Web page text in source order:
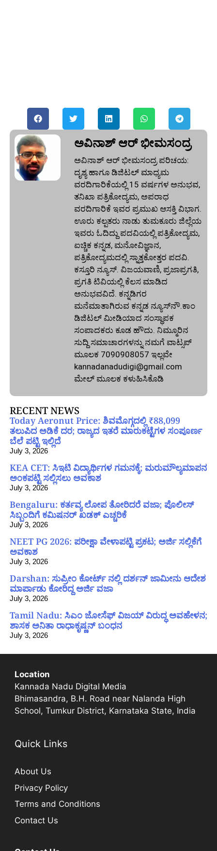
ಅವಿನಾಶ್‌ ಆರ್‌ ಭೀಮಸಂದ್ರ
ಅವಿನಾಶ್‌ ಆರ್‌ ಭೀಮಸಂದ್ರ ಪರಿಚಯ:
ದೃಶ್ಯ ಹಾಗೂ ಡಿಜಿಟಲ್ ಮಾಧ್ಯಮ
ವರದಿಗಾರಿಕೆಯಲ್ಲಿ 15 ವರ್ಷಗಳ ಅನುಭವ,
ತನಿಖಾ ಪತ್ರಿಕೋದ್ಯಮ, ಅಪರಾಧ
ವರದಿಗಾರಿಕೆ ಇವರ ಪ್ರಮುಖ ಆಸಕ್ತಿ ವಿಭಾಗ.
ಊರು ಕಲ್ಪತರು ನಾಡು ತುಮಕೂರು ಜಿಲ್ಲೆಯ
ಇವರು ಓದಿದ್ದು ಪದವಿಯಲ್ಲಿ ಪತ್ರಿಕೋದ್ಯಮ,
ಐಚ್ಚಿಕ ಕನ್ನಡ, ಮನೋವಿಜ್ಞಾನ,
ಪತ್ರಿಕೋದ್ಯಮದಲ್ಲಿ ಸ್ನಾತ್ತಕೋತ್ತರ ಪದವಿ.
ಕಸ್ತೂರಿ ನ್ಯೂಸ್‌. ವಿಜಯವಾಣಿ, ಪ್ರಜಾಪ್ರಗತಿ,
ಪ್ರಗತಿ ಟಿವಿಯಲ್ಲಿ ಕೆಲಸ ಮಾಡಿದ
ಅನುಭವವಿದೆ. ಕನ್ನಡಿಗರ
ಮನೆಮಾತಾಗಿರುವ ಕನ್ನಡ ನ್ಯೂಸ್‌ನೌ.ಕಾಂ
ಡಿಜಿಟಲ್‌ ಮೀಡಿಯಾದ ಸಂಸ್ಥಾಪಕ
ಸಂಪಾದಕರು ಕೂಡ ಹೌದು. ನಿಮ್ಮೂರಿನ
ಸುದ್ದಿ ಸಮಾಚಾರಗಳನ್ನು ನಮಗೆ ವಾಟ್ಸಪ್‌
ಮೂಲಕ 7090908057 ಇಲ್ಲವೇ
kannadanadudigi@gmail.com
ಮೇಲ್‌ ಮೂಲಕ ಕಳುಹಿಸಿಕೊಡಿ
RECENT NEWS
Today Aeronut Price: ಶಿವಮೊಗ್ಗದಲ್ಲಿ ₹88,099
ತಲುಪಿದ ಅಡಿಕೆ ದರ; ರಾಜ್ಯದ ಇತರೆ ಮಾರುಕಟ್ಟೆಗಳ ಸಂಪೂರ್ಣ
ಬೆಲೆ ಪಟ್ಟಿ ಇಲ್ಲಿದೆ
July 3, 2026
KEA CET: ಸಿಇಟಿ ವಿದ್ಯಾರ್ಥಿಗಳ ಗಮನಕ್ಕೆ; ಮರುಮೌಲ್ಯಮಾಪನ
ಅಂಕಪಟ್ಟಿ ಸಲ್ಲಿಸಲು ಅವಕಾಶ
July 3, 2026
Bengaluru: ಕರ್ತವ್ಯ ಲೋಪ ತೋರಿದರೆ ವಜಾ; ಪೊಲೀಸ್
ಸಿಬ್ಬಂದಿಗೆ ಕಮಿಷನರ್ ಖಡಕ್ ಎಚ್ಚರಿಕೆ
July 3, 2026
NEET PG 2026: ಪರೀಕ್ಷಾ ವೇಳಾಪಟ್ಟಿ ಪ್ರಕಟ; ಅರ್ಜಿ ಸಲ್ಲಿಕೆಗೆ
ಅವಕಾಶ
July 3, 2026
Darshan: ಸುಪ್ರೀಂ ಕೋರ್ಟ್ ನಲ್ಲಿ ದರ್ಶನ್ ಜಾಮೀನು ಆದೇಶ
ಮಾರ್ಪಾಡು ಕೋರಿದ್ದ ಅರ್ಜಿ ವಜಾ
July 3, 2026
Tamil Nadu: ಸಿಎಂ ಜೋಸೆಫ್ ವಿಜಯ್ ವಿರುದ್ಧ ಅವಹೇಳನ;
ಶಾಸಕ ಅನಿತಾ ರಾಧಾಕೃಷ್ಣನ್ ಬಂಧನ
July 3, 2026
Location
Kannada Nadu Digital Media
Bhimasandra, B.H. Road near Nalanda High
School, Tumkur District, Karnataka State, India
Quick Links
About Us
Privacy Policy
Terms and Conditions
Contact Us